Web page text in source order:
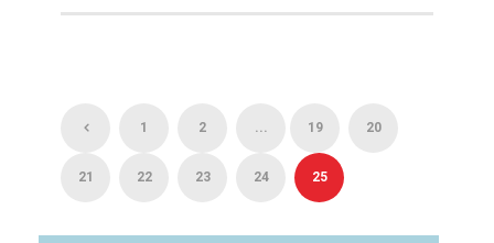
1 2 ... 19 20
21 22 23 24 25